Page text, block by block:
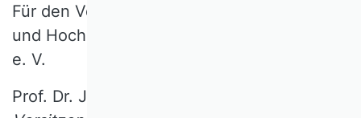
Für den Verband der Hochschullehrerinnen
und Hochschullehrer für Betriebswirtschaft
e. V.
Prof. Dr. Jutta Geldermann